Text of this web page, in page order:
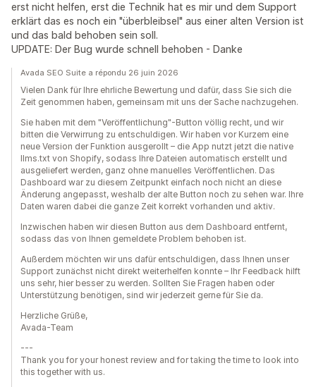
erst nicht helfen, erst die Technik hat es mir und dem Support
erklärt das es noch ein "überbleibsel" aus einer alten Version ist
und das bald behoben sein soll.
UPDATE: Der Bug wurde schnell behoben - Danke
Avada SEO Suite a répondu 26 juin 2026
Vielen Dank für Ihre ehrliche Bewertung und dafür, dass Sie sich die
Zeit genommen haben, gemeinsam mit uns der Sache nachzugehen.
Sie haben mit dem "Veröffentlichung"-Button völlig recht, und wir
bitten die Verwirrung zu entschuldigen. Wir haben vor Kurzem eine
neue Version der Funktion ausgerollt – die App nutzt jetzt die native
llms.txt von Shopify, sodass Ihre Dateien automatisch erstellt und
ausgeliefert werden, ganz ohne manuelles Veröffentlichen. Das
Dashboard war zu diesem Zeitpunkt einfach noch nicht an diese
Änderung angepasst, weshalb der alte Button noch zu sehen war. Ihre
Daten waren dabei die ganze Zeit korrekt vorhanden und aktiv.
Inzwischen haben wir diesen Button aus dem Dashboard entfernt,
sodass das von Ihnen gemeldete Problem behoben ist.
Außerdem möchten wir uns dafür entschuldigen, dass Ihnen unser
Support zunächst nicht direkt weiterhelfen konnte – Ihr Feedback hilft
uns sehr, hier besser zu werden. Sollten Sie Fragen haben oder
Unterstützung benötigen, sind wir jederzeit gerne für Sie da.
Herzliche Grüße,
Avada-Team
---
Thank you for your honest review and for taking the time to look into
this together with us.